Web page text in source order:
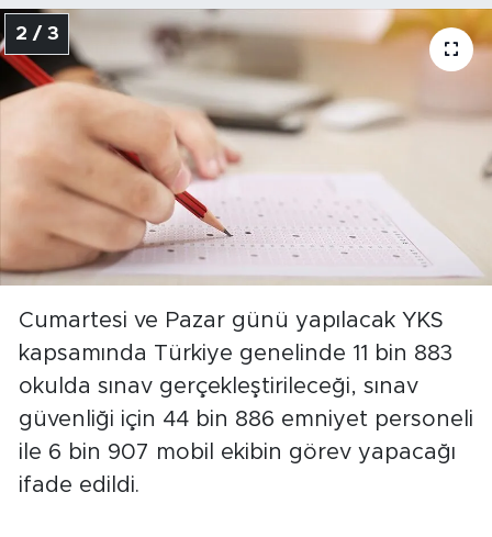
2 / 3
Cumartesi ve Pazar günü yapılacak YKS
kapsamında Türkiye genelinde 11 bin 883
okulda sınav gerçekleştirileceği, sınav
güvenliği için 44 bin 886 emniyet personeli
ile 6 bin 907 mobil ekibin görev yapacağı
ifade edildi.